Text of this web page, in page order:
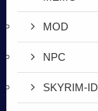
MOD
NPC
SKYRIM-ID